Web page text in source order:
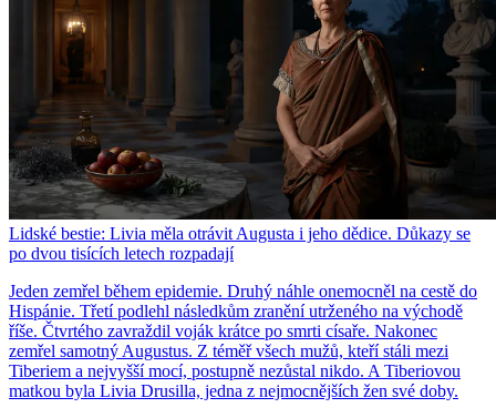
Lidské bestie: Livia měla otrávit Augusta i jeho dědice. Důkazy se
po dvou tisících letech rozpadají
Jeden zemřel během epidemie. Druhý náhle onemocněl na cestě do
Hispánie. Třetí podlehl následkům zranění utrženého na východě
říše. Čtvrtého zavraždil voják krátce po smrti císaře. Nakonec
zemřel samotný Augustus. Z téměř všech mužů, kteří stáli mezi
Tiberiem a nejvyšší mocí, postupně nezůstal nikdo. A Tiberiovou
matkou byla Livia Drusilla, jedna z nejmocnějších žen své doby.